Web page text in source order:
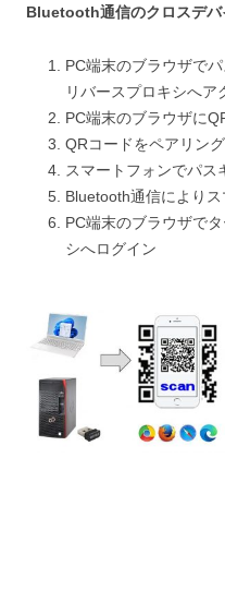
Bluetooth通信のクロスデバ
PC端末のブラウザで
リバースプロキシへア
PC端末のブラウザに
QRコードをペアリン
スマートフォンでパス
Bluetooth通信により
PC端末のブラウザで
シへログイン